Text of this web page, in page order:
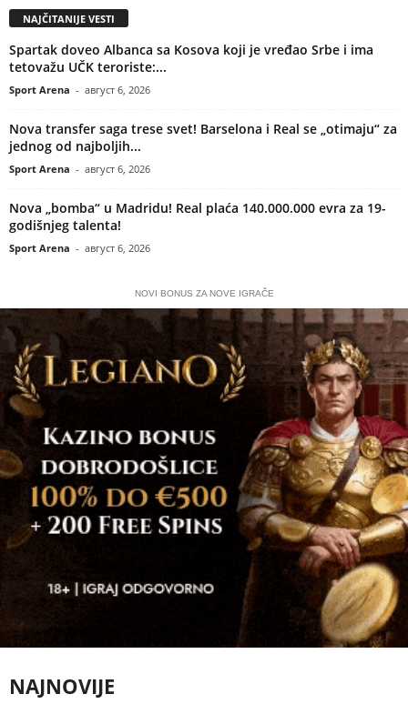
NAJČITANIJE VESTI
Spartak doveo Albanca sa Kosova koji je vređao Srbe i ima
tetovažu UČK teroriste:...
Sport Arena - август 6, 2026
Nova transfer saga trese svet! Barselona i Real se „otimaju“ za
jednog od najboljih...
Sport Arena - август 6, 2026
Nova „bomba“ u Madridu! Real plaća 140.000.000 evra za 19-
godišnjeg talenta!
Sport Arena - август 6, 2026
NOVI BONUS ZA NOVE IGRAČE
NAJNOVIJE